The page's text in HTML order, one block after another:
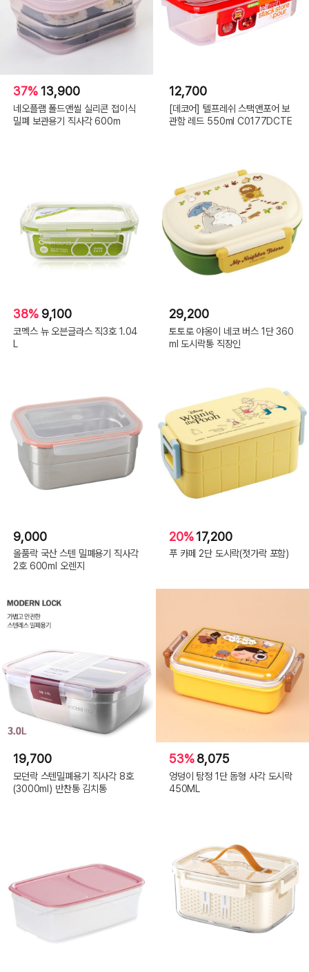
37% 13,900
네오플램 폴드앤씰 실리콘 접이식
밀폐 보관용기 직사각 600m
12,700
[데코어] 텔프레쉬 스택앤포어 보
관함 레드 550ml C0177DCTE
38% 9,100
코멕스 뉴 오븐글라스 직3호 1.04
L
29,200
토토로 야옹이 네코 버스 1단 360
ml 도시락통 직장인
9,000
올품락 국산 스텐 밀폐용기 직사각
2호 600ml 오렌지
20%17,200
푸 카페 2단 도시락(젓가락 포함)
19,700
모던락 스텐밀폐용기 직사각 8호
(3000ml) 반찬통 김치통
53%8,075
엉덩이 탐정 1단 돔형 사각 도시락
450ML